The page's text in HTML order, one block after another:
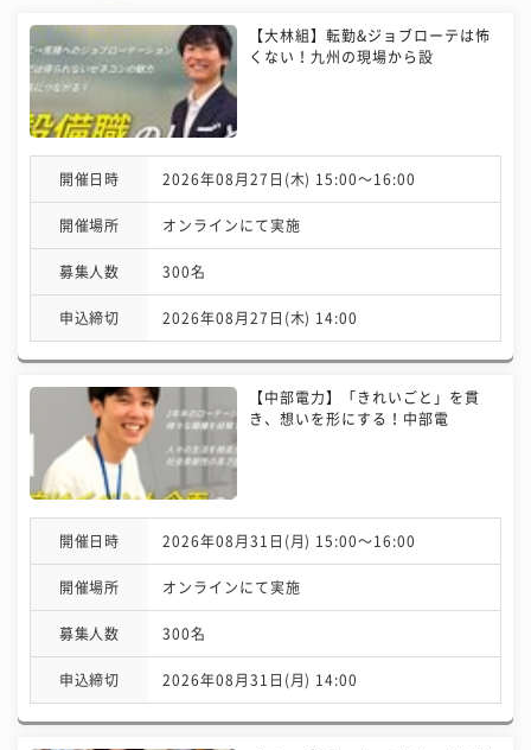
【大林組】転勤&ジョブローテは怖
くない！九州の現場から設
開催日時 2026年08月27日(木) 15:00〜16:00
開催場所 オンラインにて実施
募集人数 300名
申込締切 2026年08月27日(木) 14:00
【中部電力】「きれいごと」を貫
き、想いを形にする！中部電
開催日時 2026年08月31日(月) 15:00〜16:00
開催場所 オンラインにて実施
募集人数 300名
申込締切 2026年08月31日(月) 14:00